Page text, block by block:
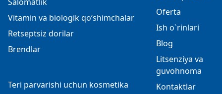
Vitamin va biologik qo‘shimchalar
Retseptsiz dorilar
Brendlar
Teri parvarishi uchun kosmetika
Oferta
Ish o`rinlari
Blog
Litsenziya va
guvohnoma
Kontaktlar